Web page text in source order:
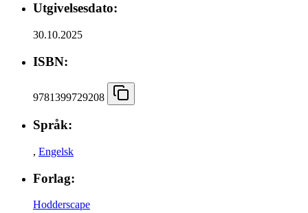
Utgivelsesdato:
30.10.2025
ISBN:
9781399729208
Språk:
, Engelsk
Forlag:
Hodderscape